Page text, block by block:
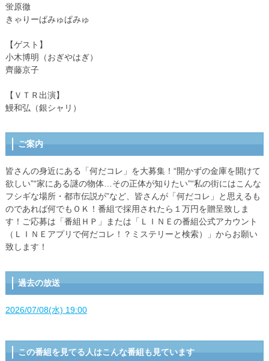
蛍原徹
きゃりーぱみゅぱみゅ
【ゲスト】
小木博明（おぎやはぎ）
齊藤京子
【ＶＴＲ出演】
鰻和弘（銀シャリ）
ご案内
皆さんの身近にある「何だコレ」を大募集！“開かずの金庫を開けて
欲しい”“家にある謎の物体…その正体が知りたい”“私の街にはこんな
フシギな場所・都市伝説が”など、皆さんが「何だコレ」と思えるも
のであれば何でもＯＫ！番組で採用されたら１万円を贈呈致しま
す！ご応募は「番組ＨＰ」または「ＬＩＮＥの番組公式アカウント
（ＬＩＮＥアプリで何だコレ！？ミステリーと検索）」からお願い
致します！
過去の放送
2026/07/08(水) 19:00
この番組を見てる人はこんな番組も見ています